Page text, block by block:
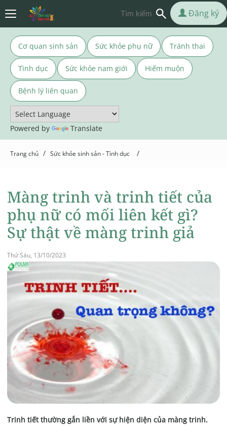
Cơ quan sinh sản Sức khỏe phụ nữ Tránh thai
Tình dục Sức khỏe nam giới Hiếm muộn
Bệnh lý liên quan
Powered by Translate
Đăng ký
Trang chủ / Sức khỏe sinh sản - Tình dục /
Màng trinh và trinh tiết của
phụ nữ có mối liên kết gì?
Sự thật về màng trinh giả
Thứ Sáu, 13/10/2023
Trinh tiết thường gắn liền với sự hiện diện của màng trinh.